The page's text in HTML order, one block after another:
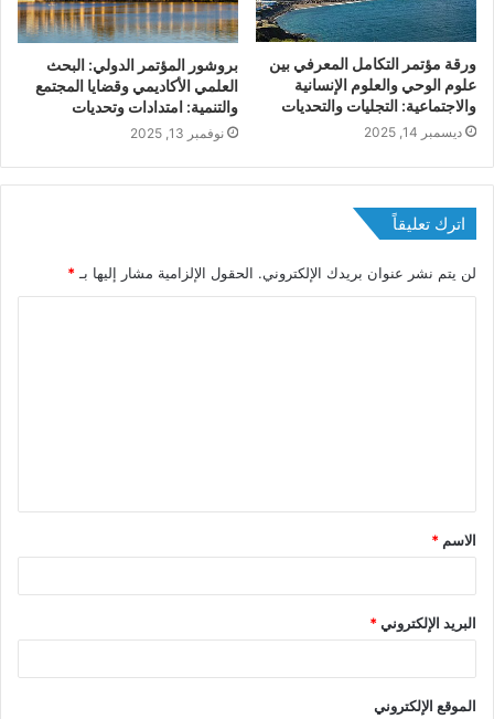
ورقة مؤتمر التكامل المعرفي بين
علوم الوحي والعلوم الإنسانية
والاجتماعية: التجليات والتحديات
ديسمبر 14, 2025
بروشور المؤتمر الدولي: اﻟﺒﺤﺚ
اﻟﻌﻠﻤﻲ اﻷﻛﺎدﻳﻤﻲ وﻗﻀﺎﻳﺎ اﻟﻤﺠﺘﻤﻊ
واﻟﺘﻨﻤﻴﺔ: اﻣﺘﺪادات وتحديات
نوفمبر 13, 2025
اترك تعليقاً
لن يتم نشر عنوان بريدك الإلكتروني. الحقول الإلزامية مشار إليها بـ*
ق
*
الاسم *
البريد الإلكتروني*
الموقع الإلكتروني